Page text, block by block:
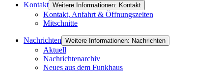
Kontakt Weitere Informationen: Kontakt
Kontakt, Anfahrt & Öffnungszeiten
Mitschnitte
Nachrichten Weitere Informationen: Nachrichten
Aktuell
Nachrichtenarchiv
Neues aus dem Funkhaus